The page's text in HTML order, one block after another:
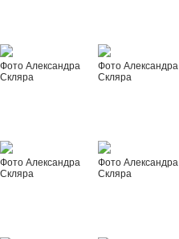
Фото Александра
Скляра
Фото Александра
Скляра
Фото Александра
Скляра
Фото Александра
Скляра